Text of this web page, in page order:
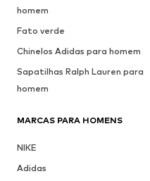
homem
Fato verde
Chinelos Adidas para homem
Sapatilhas Ralph Lauren para
homem
MARCAS PARA HOMENS
NIKE
Adidas